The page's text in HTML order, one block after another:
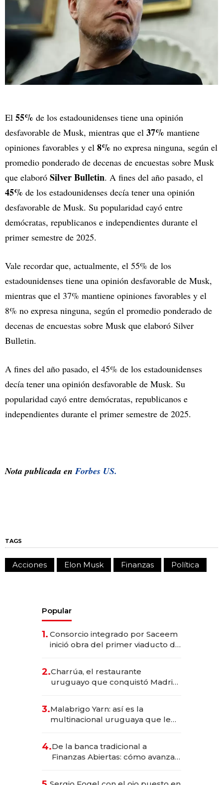
El 55% de los estadounidenses tiene una opinión
desfavorable de Musk, mientras que el 37% mantiene
opiniones favorables y el 8% no expresa ninguna, según el
promedio ponderado de decenas de encuestas sobre Musk
que elaboró Silver Bulletin. A fines del año pasado, el
45% de los estadounidenses decía tener una opinión
desfavorable de Musk. Su popularidad cayó entre
demócratas, republicanos e independientes durante el
primer semestre de 2025.
Vale recordar que, actualmente, el 55% de los
estadounidenses tiene una opinión desfavorable de Musk,
mientras que el 37% mantiene opiniones favorables y el
8% no expresa ninguna, según el promedio ponderado de
decenas de encuestas sobre Musk que elaboró Silver
Bulletin.
A fines del año pasado, el 45% de los estadounidenses
decía tener una opinión desfavorable de Musk. Su
popularidad cayó entre demócratas, republicanos e
independientes durante el primer semestre de 2025.
Nota publicada enForbes US.
TAGS
Acciones Elon Musk Finanzas Política
Popular
1. Consorcio integrado por Saceem
inició obra del primer viaducto de
millones
2.Charrúa, el restaurante
uruguayo que conquistó Madrid:
anticipación y prepara apertura
3.Malabrigo Yarn: así es la
multinacional uruguaya que le
4.De la banca tradicional a
Finanzas Abiertas: cómo avanza